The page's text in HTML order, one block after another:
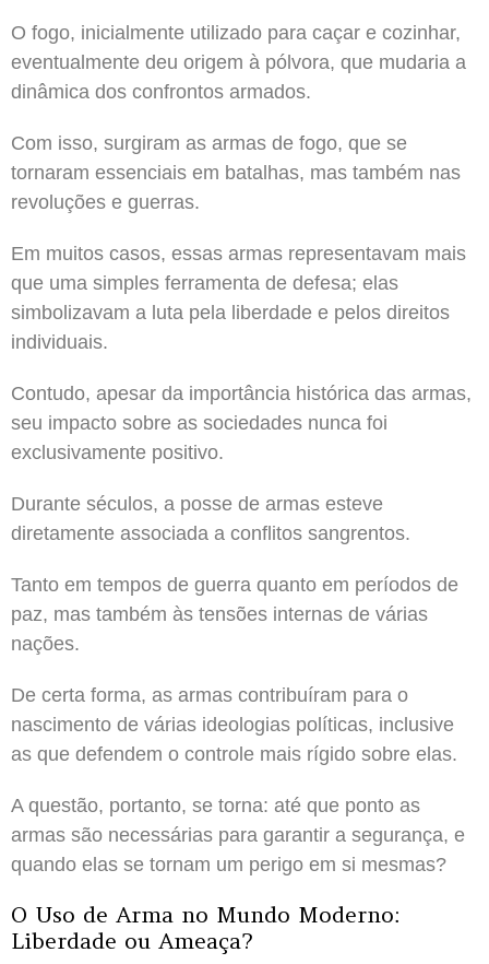
O fogo, inicialmente utilizado para caçar e cozinhar,
eventualmente deu origem à pólvora, que mudaria a
dinâmica dos confrontos armados.
Com isso, surgiram as armas de fogo, que se
tornaram essenciais em batalhas, mas também nas
revoluções e guerras.
Em muitos casos, essas armas representavam mais
que uma simples ferramenta de defesa; elas
simbolizavam a luta pela liberdade e pelos direitos
individuais.
Contudo, apesar da importância histórica das armas,
seu impacto sobre as sociedades nunca foi
exclusivamente positivo.
Durante séculos, a posse de armas esteve
diretamente associada a conflitos sangrentos.
Tanto em tempos de guerra quanto em períodos de
paz, mas também às tensões internas de várias
nações.
De certa forma, as armas contribuíram para o
nascimento de várias ideologias políticas, inclusive
as que defendem o controle mais rígido sobre elas.
A questão, portanto, se torna: até que ponto as
armas são necessárias para garantir a segurança, e
quando elas se tornam um perigo em si mesmas?
O Uso de Arma no Mundo Moderno:
Liberdade ou Ameaça?